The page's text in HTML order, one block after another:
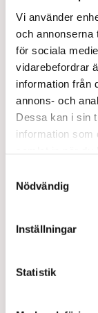
Vi använder
och annonserna
för sociala
vidarebefordrar
information från
annons- och
Dessa kan i sin
information som
Nödvändig
Inställningar
Statistik
Little Family
9570kr